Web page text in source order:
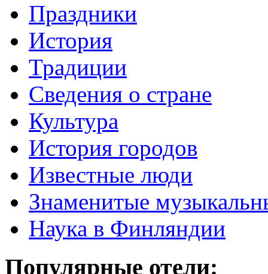
Праздники
История
Традиции
Cведения о стране
Культура
История городов
Известные люди
Знаменитые
Наука в Финляндии
Популярные отели: